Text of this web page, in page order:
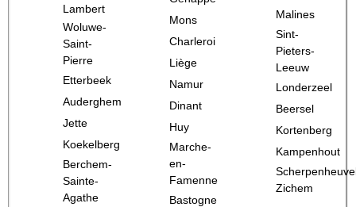
Lambert
Woluwe-
Saint-
Pierre
Etterbeek
Auderghem
Jette
Koekelberg
Berchem-
Sainte-
Agathe
Mons
Charleroi
Liège
Namur
Dinant
Huy
Marche-
en-
Famenne
Bastogne
Malines
Sint-
Pieters-
Leeuw
Londerzeel
Beersel
Kortenberg
Kampenhout
Zichem